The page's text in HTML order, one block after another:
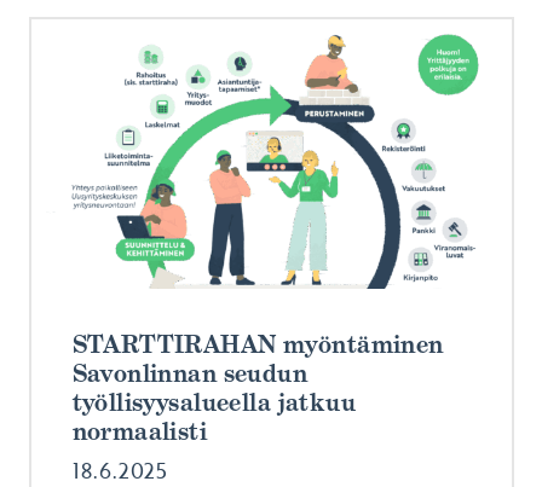
STARTTIRAHAN myöntäminen
Savonlinnan seudun
työllisyysalueella jatkuu
normaalisti
18.6.2025